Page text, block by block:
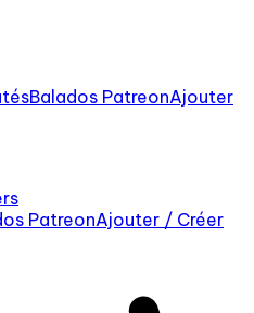
Balados PatreonAjouter
PatreonAjouter / Créer